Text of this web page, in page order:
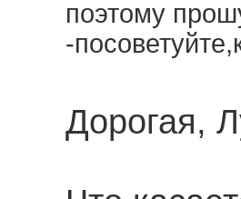
поэтому
-
Дорогая,